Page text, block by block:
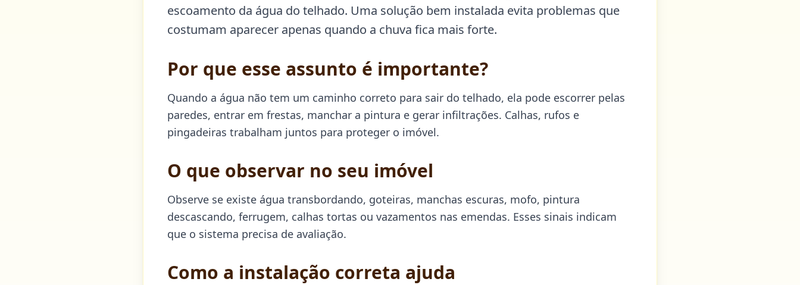
escoamento da água do telhado. Uma solução bem instalada evita problemas que
costumam aparecer apenas quando a chuva fica mais forte.
Por que esse assunto é importante?
Quando a água não tem um caminho correto para sair do telhado, ela pode escorrer pelas
paredes, entrar em frestas, manchar a pintura e gerar infiltrações. Calhas, rufos e
pingadeiras trabalham juntos para proteger o imóvel.
O que observar no seu imóvel
Observe se existe água transbordando, goteiras, manchas escuras, mofo, pintura
descascando, ferrugem, calhas tortas ou vazamentos nas emendas. Esses sinais indicam
que o sistema precisa de avaliação.
Como a instalação correta ajuda